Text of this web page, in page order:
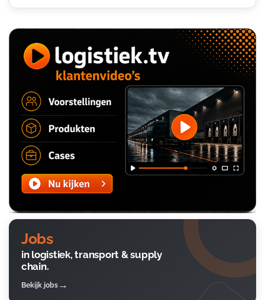
Jobs
in logistiek, transport & supply
chain.
Bekijk jobs